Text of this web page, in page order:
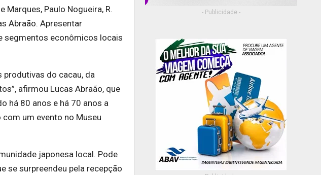
Marques, Paulo Nogueira, R.
Abraão. Apresentar
segmentos econômicos locais
do cacau, da
afirmou Lucas Abraão, que
há 80 anos e há 70 anos a
um evento no Museu
japonesa local. Pode
se surpreendeu pela recepção
- Publicidade -